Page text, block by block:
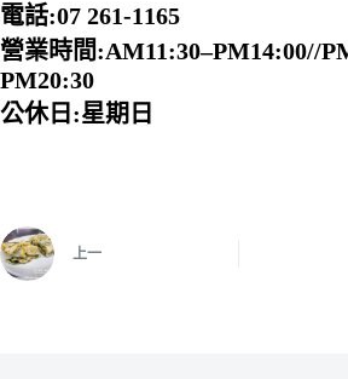
電話:07 261-1165
營業時間:AM11:30–PM14:00//
PM20:30
公休日:星期日
上一